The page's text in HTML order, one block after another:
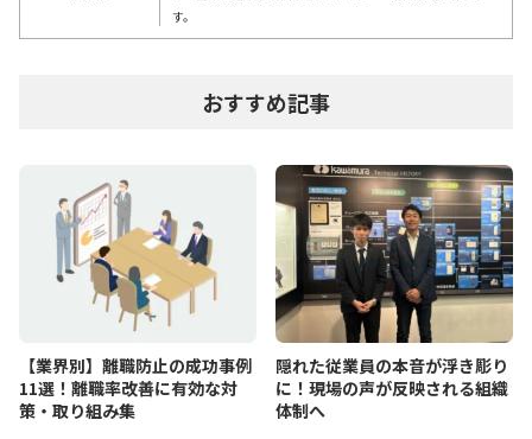
す。
おすすめ記事
【業界別】離職防止の成功事例
11選！離職率改善に有効な対
策・取り組み集
隠れた従業員の本音が浮き彫り
に！現場の声が反映される組織
体制へ